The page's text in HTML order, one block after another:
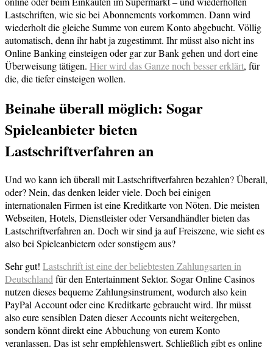
Lastschriften, wie sie bei Abonnements vorkommen. Dann wird
wiederholt die gleiche Summe von eurem Konto abgebucht. Völlig
automatisch, denn ihr habt ja zugestimmt. Ihr müsst also nicht ins
Online Banking einsteigen oder gar zur Bank gehen und dort eine
Überweisung tätigen. Hier wird das Ganze noch besser erklärt, für
die, die tiefer einsteigen wollen.
Beinahe überall möglich: Sogar
Spieleanbieter bieten
Lastschriftverfahren an
Und wo kann ich überall mit Lastschriftverfahren bezahlen? Überall,
oder? Nein, das denken leider viele. Doch bei einigen
internationalen Firmen ist eine Kreditkarte von Nöten. Die meisten
Webseiten, Hotels, Dienstleister oder Versandhändler bieten das
Lastschriftverfahren an. Doch wir sind ja auf Freiszene, wie sieht es
also bei Spieleanbietern oder sonstigem aus?
Sehr gut! Lastschrift ist eine der beliebtesten Zahlungsarten in
Deutschlandfür den Entertainment Sektor. Sogar Online Casinos
nutzen dieses bequeme Zahlungsinstrument, wodurch also kein
PayPal Account oder eine Kreditkarte gebraucht wird. Ihr müsst
also eure sensiblen Daten dieser Accounts nicht weitergeben,
sondern könnt direkt eine Abbuchung von eurem Konto
veranlassen. Das ist sehr empfehlenswert. Schließlich gibt es online